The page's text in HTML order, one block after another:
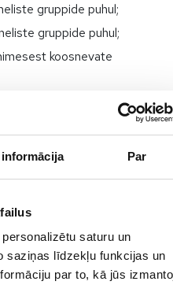
Par
saturu un
saziņas līdzekļu funkcijas un
par to, kā jūs
gruppide puhul;
gruppide puhul;
koosnevate
gruppide puhul;
ühistranspordiga
Alūksne jne.